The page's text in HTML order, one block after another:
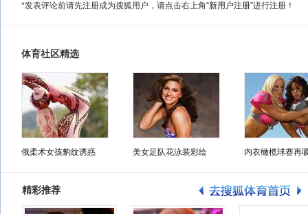
*发表评论前请先注册成为搜狐用户，请点击右上角“新用户注册”进行注册！
体育社区精选
俄柔术女孩豹纹诱惑 美女足队花泳装彩绘 内衣橄榄球赛再
精彩推荐